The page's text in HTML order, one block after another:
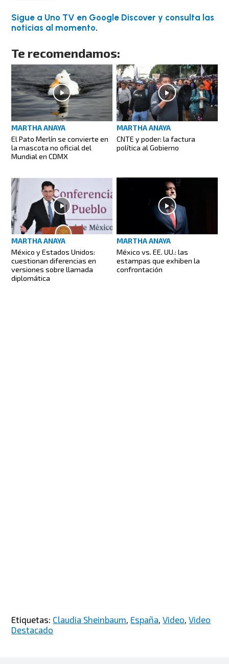
Sigue a Uno TV en Google Discover y consulta las
noticias al momento.
Te recomendamos:
MARTHA ANAYA
El Pato Merlín se convierte en
la mascota no oficial del
Mundial en CDMX
MARTHA ANAYA
CNTE y poder: la factura
política al Gobierno
MARTHA ANAYA
México y Estados Unidos:
cuestionan diferencias en
versiones sobre llamada
diplomática
MARTHA ANAYA
México vs. EE. UU.: las
estampas que exhiben la
confrontación
Etiquetas: Claudia Sheinbaum España ,Video ,Video
Destacado